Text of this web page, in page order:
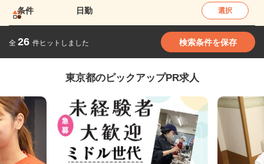
条件 日勤 選択
全 26 件ヒットしました 検索条件を保存
東京都のピックアップPR求人